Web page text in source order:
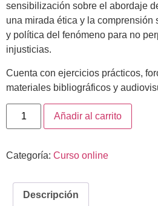
sensibilización sobre el abordaje
una mirada ética y la comprensión
y política del fenómeno para no
injusticias.
Cuenta con ejercicios prácticos,
materiales bibliográficos y
Añadir al carrito
Categoría: Curso online
Descripción